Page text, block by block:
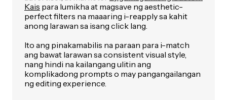
Kais para lumikha at magsave ng aesthetic-
perfect filters na maaaring i-reapply sa kahit
anong larawan sa isang click lang.
Ito ang pinakamabilis na paraan para i-match
ang bawat larawan sa consistent visual style,
nang hindi na kailangang ulitin ang
komplikadong prompts o may pangangailangan
ng editing experience.